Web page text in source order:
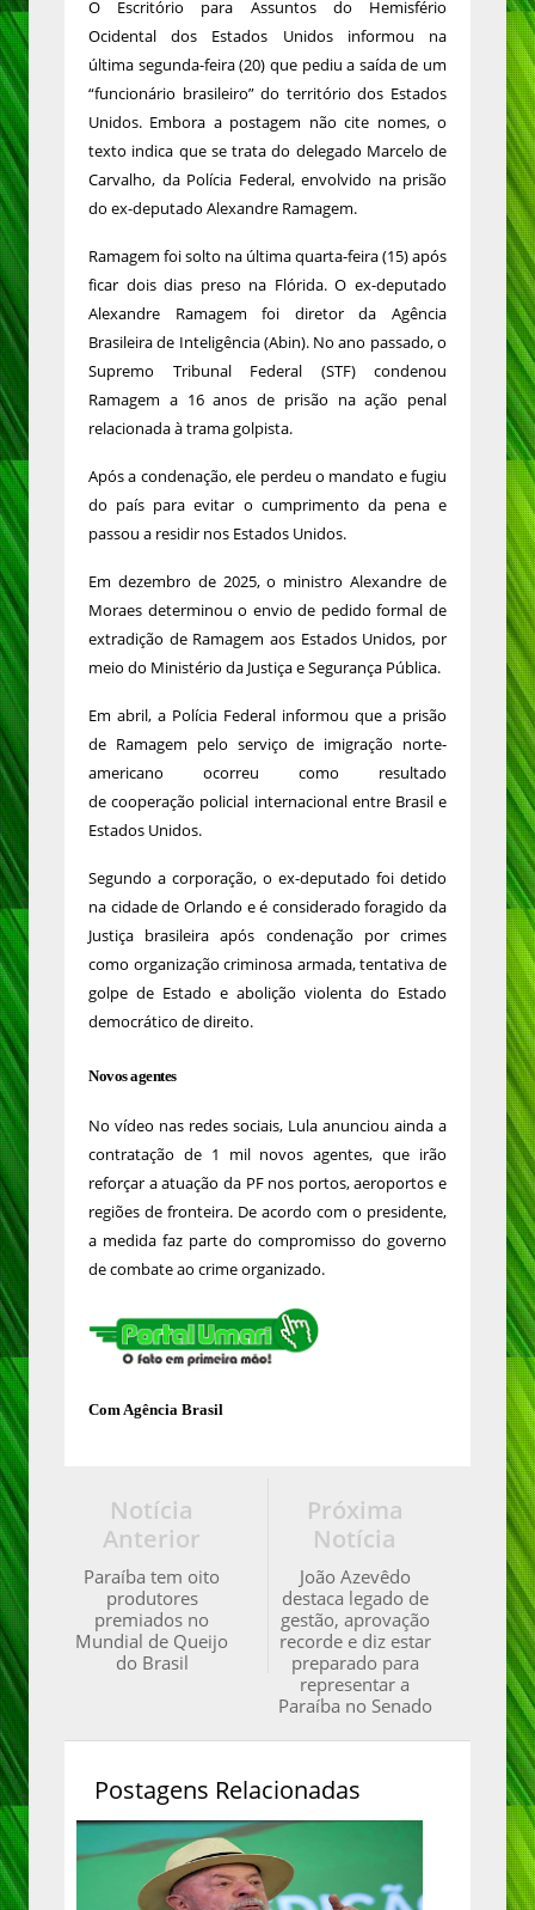
O Escritório para Assuntos do Hemisfério
Ocidental dos Estados Unidos informou na
última segunda-feira (20) que pediu a saída de um
“funcionário brasileiro” do território dos Estados
Unidos. Embora a postagem não cite nomes, o
texto indica que se trata do delegado Marcelo de
Carvalho, da Polícia Federal, envolvido na prisão
do ex-deputado Alexandre Ramagem.
Ramagem foi solto na última quarta-feira (15) após
ficar dois dias preso na Flórida. O ex-deputado
Alexandre Ramagem foi diretor da Agência
Brasileira de Inteligência (Abin). No ano passado, o
Supremo Tribunal Federal (STF) condenou
Ramagem a 16 anos de prisão na ação penal
relacionada à trama golpista.
Após a condenação, ele perdeu o mandato e fugiu
do país para evitar o cumprimento da pena e
passou a residir nos Estados Unidos.
Em dezembro de 2025, o ministro Alexandre de
Moraes determinou o envio de pedido formal de
extradição de Ramagem aos Estados Unidos, por
meio do Ministério da Justiça e Segurança Pública.
Em abril, a Polícia Federal informou que a prisão
de Ramagem pelo serviço de imigração norte-
americano ocorreu como resultado
de cooperação policial internacional entre Brasil e
Estados Unidos.
Segundo a corporação, o ex-deputado foi detido
na cidade de Orlando e é considerado foragido da
Justiça brasileira após condenação por crimes
como organização criminosa armada, tentativa de
golpe de Estado e abolição violenta do Estado
democrático de direito.
Novos agentes
No vídeo nas redes sociais, Lula anunciou ainda a
contratação de 1 mil novos agentes, que irão
reforçar a atuação da PF nos portos, aeroportos e
regiões de fronteira. De acordo com o presidente,
a medida faz parte do compromisso do governo
de combate ao crime organizado.
Com Agência Brasil
Próxima
Notícia
João Azevêdo
destaca legado de
gestão, aprovação
recorde e diz estar
preparado para
representar a
Paraíba no Senado
Notícia
Anterior
Paraíba tem oito
produtores
premiados no
Mundial de Queijo
do Brasil
Postagens Relacionadas